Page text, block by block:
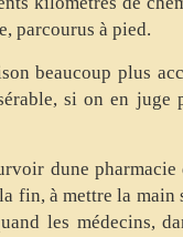
parcourus à pied.
beaucoup plus
si on en
dune
fin, à mettre la
les médecins,